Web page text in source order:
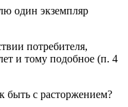
один экземпляр
потребителя,
и тому подобное (п. 4
быть с расторжением?